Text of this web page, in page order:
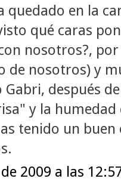
quedado en la
qué caras
nosotros?,
de nosotros) y
después
y la
tenido un
2009 a las